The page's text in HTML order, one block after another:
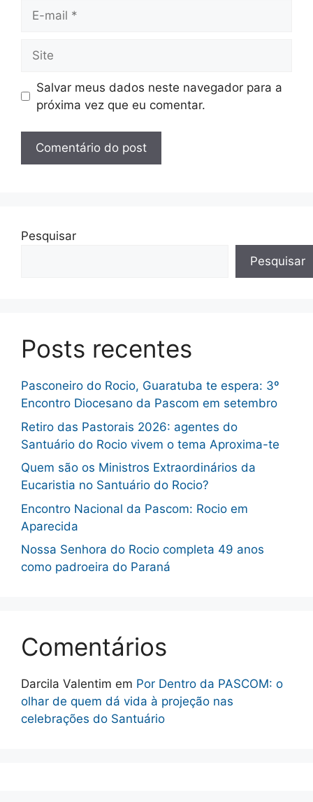
mail
Salvar meus dados neste navegador para a
próxima vez que eu comentar.
Pesquisar
Pesquisar
Posts recentes
Pasconeiro do Rocio, Guaratuba te espera: 3º
Encontro Diocesano da Pascom em setembro
Retiro das Pastorais 2026: agentes do
Santuário do Rocio vivem o tema Aproxima-te
Quem são os Ministros Extraordinários da
Eucaristia no Santuário do Rocio?
Encontro Nacional da Pascom: Rocio em
Aparecida
Nossa Senhora do Rocio completa 49 anos
como padroeira do Paraná
Comentários
Darcila Valentim em Por Dentro da PASCOM: o
olhar de quem dá vida à projeção nas
celebrações do Santuário